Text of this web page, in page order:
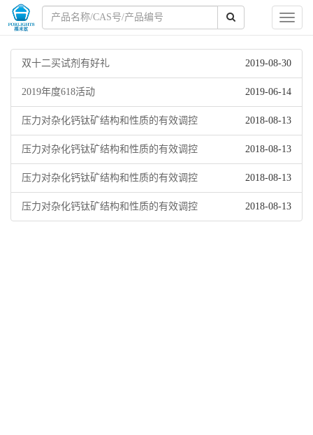
Toggle
双十二买试剂有好礼 2019-08-30
2019年度618活动 2019-06-14
压力对杂化钙钛矿结构和性质的有效调控 2018-08-13
压力对杂化钙钛矿结构和性质的有效调控 2018-08-13
压力对杂化钙钛矿结构和性质的有效调控 2018-08-13
压力对杂化钙钛矿结构和性质的有效调控 2018-08-13